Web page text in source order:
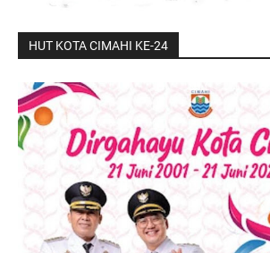
HUT KOTA CIMAHI KE-24